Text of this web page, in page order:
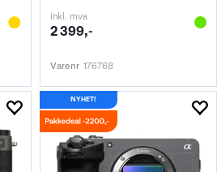
inkl. mva
2 399,-
Varenr 176768